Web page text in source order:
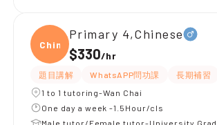
Chine
Primary 4,Chinese
$330/hr
題目講解 WhatsAPP問功課 長期補習
1 to 1 tutoring-Wan Chai
One day a week -1.5Hour/cls
Male tutor/Female tutor-University